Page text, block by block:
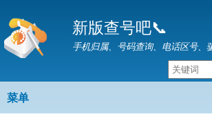
转
到
要
容
新版查号吧📞
手机归属、号码查询、电话区号、
主菜单
菜单